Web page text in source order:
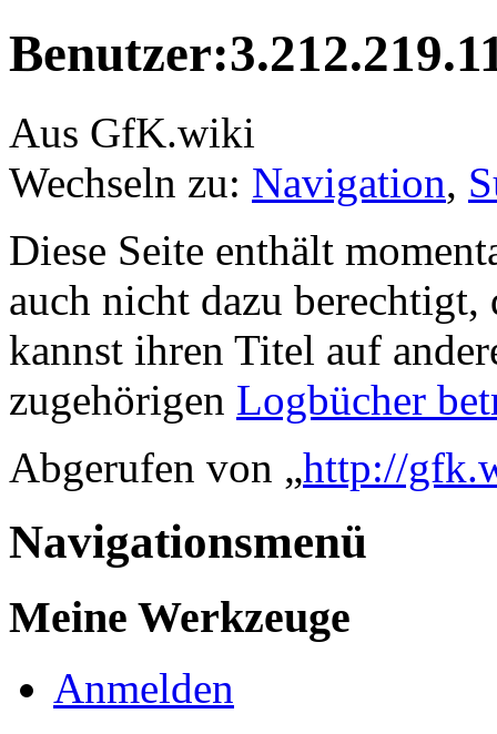
Aus GfK.wiki
Wechseln zu: Navigation,
Diese Seite enthält
auch nicht dazu berechtigt,
kannst ihren Titel auf
zugehörigen Logbücher
Abgerufen von „http://
Navigationsmenü
Meine Werkzeuge
Anmelden